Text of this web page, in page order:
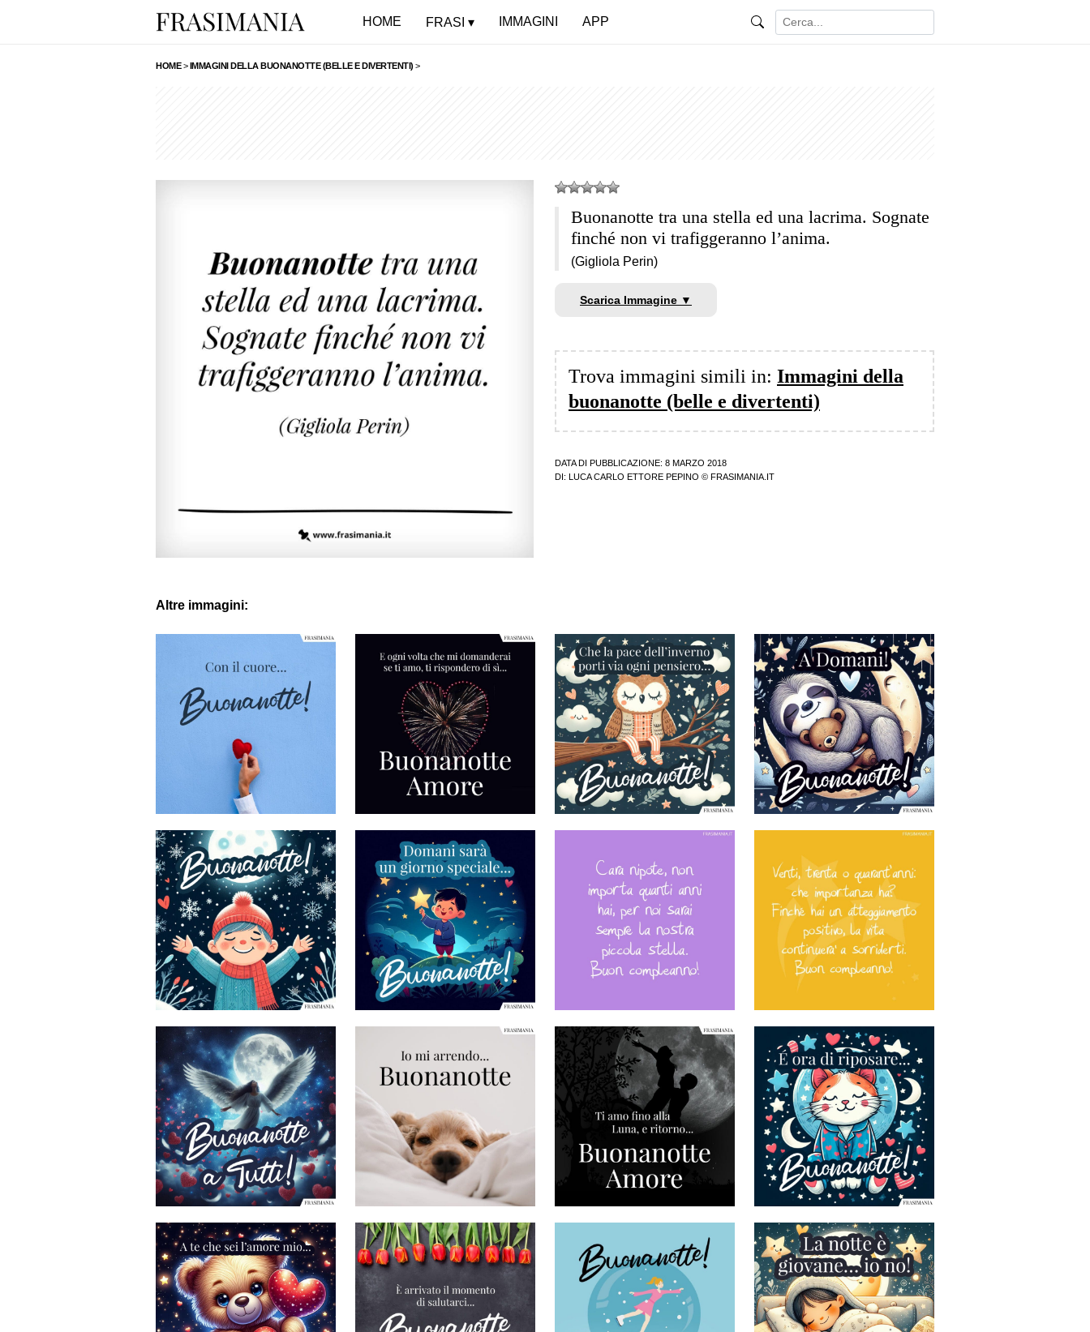
HOME FRASI IMMAGINI APP
HOME>IMMAGINI DELLA BUONANOTTE (BELLE E DIVERTENTI) >
Buonanotte tra una stella ed una lacrima. Sognate
finché non vi trafiggeranno l’anima.
(Gigliola Perin)
Scarica Immagine ▼
Trova immagini simili in: Immagini della
buonanotte (belle e divertenti)
DATA DI PUBBLICAZIONE: 8 MARZO 2018
DI:
LUCA CARLO ETTORE PEPINO © FRASIMANIA.IT
Altre immagini: